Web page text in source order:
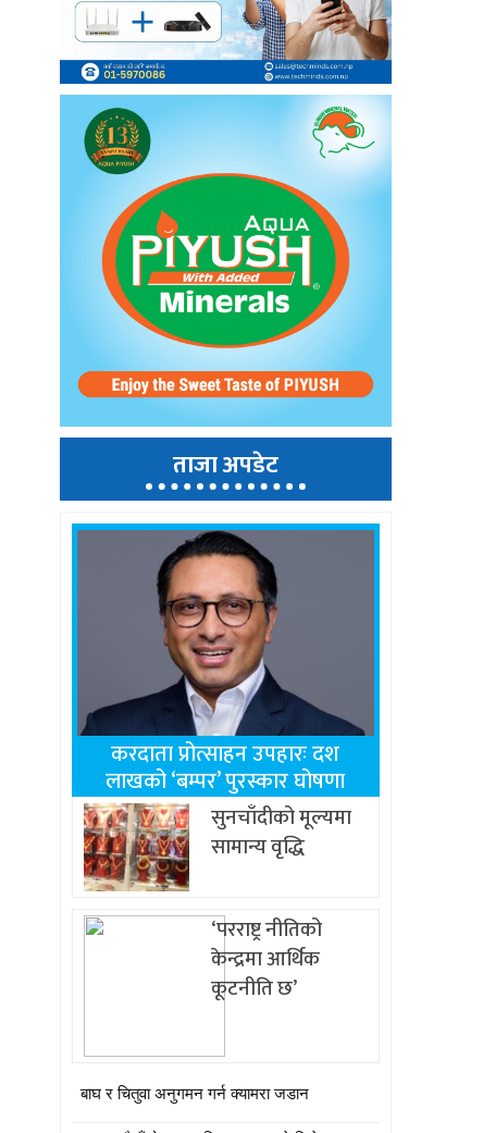
ताजा अपडेट
करदाता प्रोत्साहन उपहारः दश
लाखको ‘बम्पर’ पुरस्कार घोषणा
सुनचाँदीको मूल्यमा
सामान्य वृद्धि
‘परराष्ट्र नीतिको
केन्द्रमा आर्थिक
कूटनीति छ’
बाघ र चितुवा अनुगमन गर्न क्यामरा जडान